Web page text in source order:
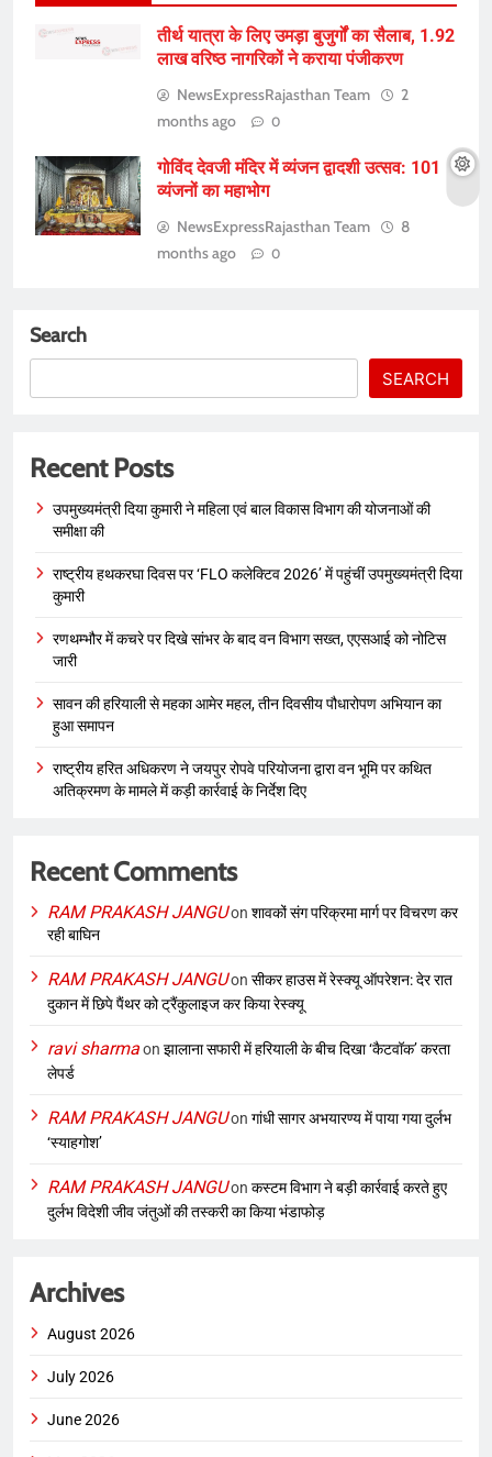
तीर्थ यात्रा के लिए उमड़ा बुजुर्गों का सैलाब, 1.92
लाख वरिष्ठ नागरिकों ने कराया पंजीकरण
NewsExpressRajasthan Team
2
months ago
0
गोविंद देवजी मंदिर में व्यंजन द्वादशी उत्सव: 101
व्यंजनों का महाभोग
NewsExpressRajasthan Team
8
months ago
0
Search
SEARCH
Recent Posts
उपमुख्यमंत्री दिया कुमारी ने महिला एवं बाल विकास विभाग की योजनाओं की
समीक्षा की
राष्ट्रीय हथकरघा दिवस पर ‘FLO कलेक्टिव 2026’ में पहुंचीं उपमुख्यमंत्री दिया
कुमारी
रणथम्भौर में कचरे पर दिखे सांभर के बाद वन विभाग सख्त, एएसआई को नोटिस
जारी
सावन की हरियाली से महका आमेर महल, तीन दिवसीय पौधारोपण अभियान का
हुआ समापन
राष्ट्रीय हरित अधिकरण ने जयपुर रोपवे परियोजना द्वारा वन भूमि पर कथित
अतिक्रमण के मामले में कड़ी कार्रवाई के निर्देश दिए
Recent Comments
RAM PRAKASH JANGUon शावकों संग परिक्रमा मार्ग पर विचरण कर
रही बाघिन
RAM PRAKASH JANGUon सीकर हाउस में रेस्क्यू ऑपरेशन: देर रात
दुकान में छिपे पैंथर को ट्रैंकुलाइज कर किया रेस्क्यू
ravi sharmaon झालाना सफारी में हरियाली के बीच दिखा ‘कैटवॉक’ करता
लेपर्ड
RAM PRAKASH JANGUon गांधी सागर अभयारण्य में पाया गया दुर्लभ
‘स्याहगोश’
RAM PRAKASH JANGUon कस्टम विभाग ने बड़ी कार्रवाई करते हुए
दुर्लभ विदेशी जीव जंतुओं की तस्करी का किया भंडाफोड़
Archives
August 2026
July 2026
June 2026